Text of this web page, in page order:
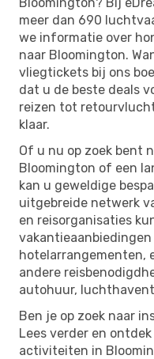
meer dan 690
we informatie over
naar Bloomington.
vliegtickets bij ons
dat u de beste deals
reizen tot
klaar.
Of u nu op zoek bent
Bloomington of een
kan u geweldige
uitgebreide netwerk
en reisorganisaties
hotelarrangementen,
andere
autohuur,
Ben je op zoek naar
Lees verder en
activiteiten in